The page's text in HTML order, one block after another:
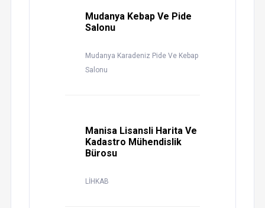
Mudanya Kebap Ve Pide
Salonu
Mudanya Karadeniz Pide Ve Kebap
Salonu
Manisa Lisansli Harita Ve
Kadastro Mühendislik
Bürosu
LİHKAB